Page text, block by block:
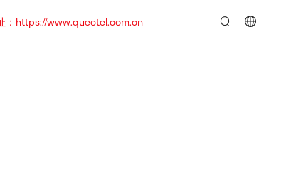
：https://www.quectel.com.cn